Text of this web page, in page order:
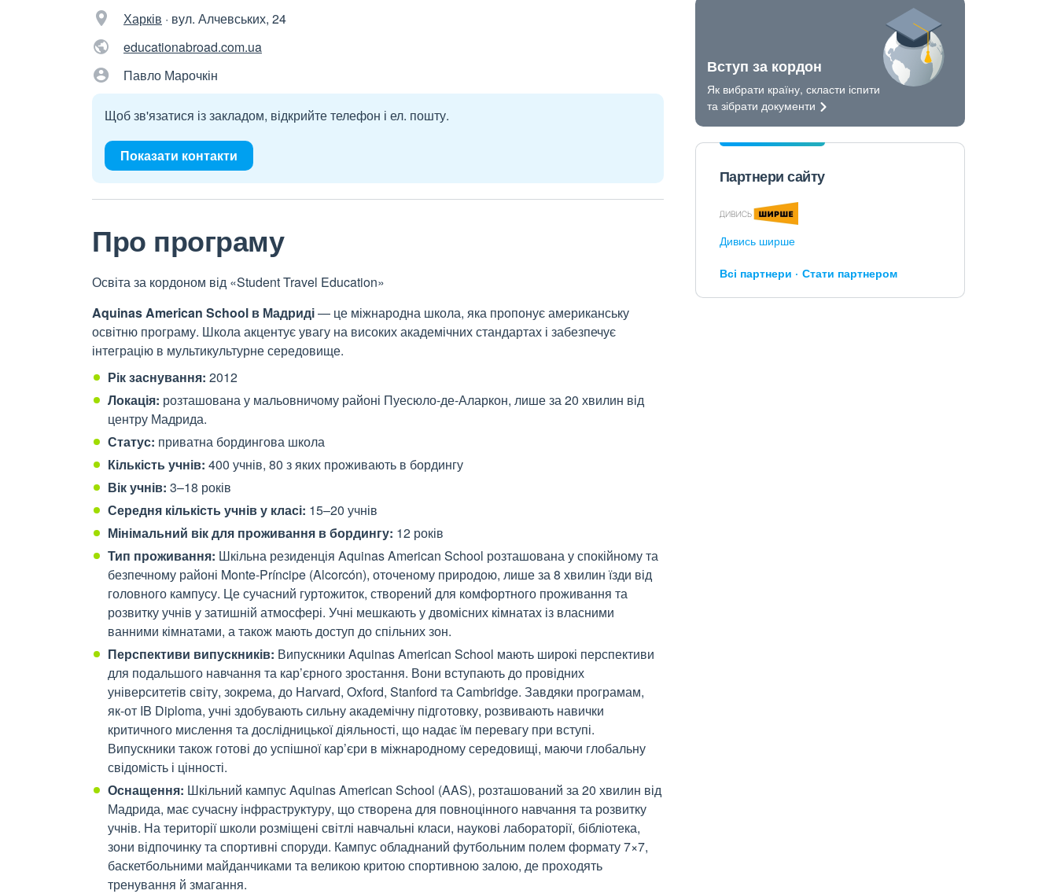
Харків · вул. Алчевських, 24
educationabroad.com.ua
Павло Марочкін
Щоб зв'язатися із закладом, відкрийте телефон і ел. пошту.
Показати контакти
Про програму
Освіта за кордоном від «Student Travel Education»
Aquinas American School в Мадриді— це міжнародна школа, яка пропонує американську
освітню програму. Школа акцентує увагу на високих академічних стандартах і забезпечує
інтеграцію в мультикультурне середовище.
Рік заснування: 2012
Локація: розташована у мальовничому районі Пуесюло-де-Аларкон, лише за 20 хвилин від
центру Мадрида.
Статус: приватна бордингова школа
Кількість учнів: 400 учнів, 80 з яких проживають в бордингу
Вік учнів: 3–18 років
Середня кількість учнів у класі: 15–20 учнів
Мінімальний вік для проживання в бордингу: 12 років
Тип проживання: Шкільна резиденція Aquinas American School розташована у спокійному та
безпечному районі Monte-Príncipe (Alcorcón), оточеному природою, лише за 8 хвилин їзди від
головного кампусу. Це сучасний гуртожиток, створений для комфортного проживання та
розвитку учнів у затишній атмосфері. Учні мешкають у двомісних кімнатах із власними
ванними кімнатами, а також мають доступ до спільних зон.
Перспективи випускників: Випускники Aquinas American School мають широкі перспективи
для подальшого навчання та кар’єрного зростання. Вони вступають до провідних
університетів світу, зокрема, до Harvard, Oxford, Stanford та Cambridge. Завдяки програмам,
як-от IB Diploma, учні здобувають сильну академічну підготовку, розвивають навички
критичного мислення та дослідницької діяльності, що надає їм перевагу при вступі.
Випускники також готові до успішної кар’єри в міжнародному середовищі, маючи глобальну
свідомість і цінності.
Оснащення: Шкільний кампус Aquinas American School (AAS), розташований за 20 хвилин від
Мадрида, має сучасну інфраструктуру, що створена для повноцінного навчання та розвитку
учнів. На території школи розміщені світлі навчальні класи, наукові лабораторії, бібліотека,
зони відпочинку та спортивні споруди. Кампус обладнаний футбольним полем формату 7×7,
баскетбольними майданчиками та великою критою спортивною залою, де проходять
тренування й змагання.
Вступ за кордон
Як вибрати країну, скласти іспити
та зібрати документи
Партнери сайту
Дивись ширше
Всі партнери Стати партнером